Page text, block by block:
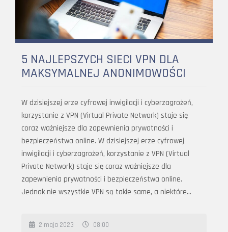
5 NAJLEPSZYCH SIECI VPN DLA
MAKSYMALNEJ ANONIMOWOŚCI
W dzisiejszej erze cyfrowej inwigilacji i cyberzagrożeń,
korzystanie z VPN (Virtual Private Network) staje się
coraz ważniejsze dla zapewnienia prywatności i
bezpieczeństwa online. W dzisiejszej erze cyfrowej
inwigilacji i cyberzagrożeń, korzystanie z VPN (Virtual
Private Network) staje się coraz ważniejsze dla
zapewnienia prywatności i bezpieczeństwa online.
Jednak nie wszystkie VPN są takie same, a niektóre…
2 maja 2023 08:00